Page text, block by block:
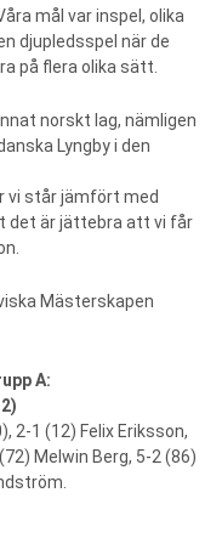
mål var inspel, olika
djupledsspel när de
på flera olika sätt.
norskt lag, nämligen
Lyngby i den
vi står jämfört med
det är jättebra att vi får
Mästerskapen
A:
2-1 (12) Felix Eriksson,
Melwin Berg, 5-2 (86)